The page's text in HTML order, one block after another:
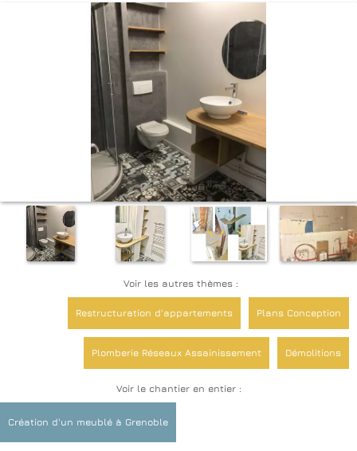
Voir le chantier en entier :
Création d'un meublé à Grenoble
Voir les autres thèmes :
Plans Conception
Restructuration d'appartements
Démolitions
Plomberie Réseaux Assainissement
Menuiseries extérieures, galandages et veranda